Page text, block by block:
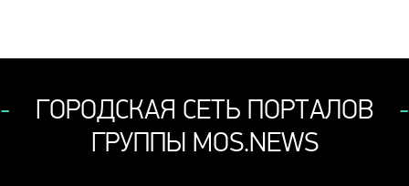
ГОРОДСКАЯ СЕТЬ ПОРТАЛОВ
ГРУППЫ MOS.NEWS